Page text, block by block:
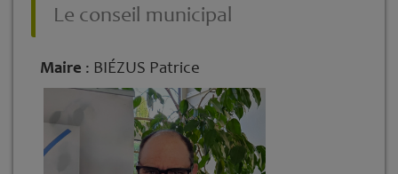
Le conseil municipal
Maire : BIÉZUS Patrice